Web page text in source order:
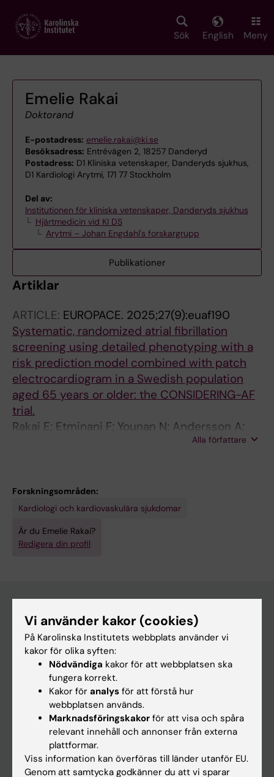
main
Sök English Meny
Emelie Rakai
Doktorand
E-postadress: emelie.rakai@ki.se
Besöksadress: Entrévägen 2, 18257 Danderyd
Postadress: D1 Kliniska vetenskaper, Danderyds sjukhus,
D1 Kardiologi Arytmi, 171 77 Stockholm
Del av:
Institutionen för kliniska vetenskaper, Danderyds sjukhus
Hjärtmedicin vid KI DS
Arytmi – Johan Engdahl's forskargrupp
Publikationer
Artiklar
ARTICLE: EUROPACE. 2025;27(9):euaf190
Systematic, randomized atrial fibrillation
screening using detailed phenotyping with a
risk prediction model combined with patch
electrocardiogram in a Swedish population
aged 65 years or older: the CONSIDERING-AF
trial.
Rakai E; Etminani F; Younan N; Andersson A;
Andersson M; Vik T; Kunkel S; Sundin A; Holm
Alla författare
Forskningsområden:
Kardiologi och kardiovaskulära sjukdomar
Är du Emelie Rakai?
Redigera din profil
Huvudmeny
Utbildning
Forskarutbildning
Forskning
Nyheter
Vi använder kakor (cookies)
På Karolinska Institutets webbplats använder vi
kakor för olika syften:
Nödvändiga kakor för att webbplatsen ska
fungera korrekt.
Kakor för analys för att förstå hur
webbplatsen används.
Marknadsföringskakor för att visa och spåra
relevant innehåll och annonser från externa
plattformar.
Viss information kan överföras till länder utanför EU.
Genom att samtycka godkänner du att vi sparar